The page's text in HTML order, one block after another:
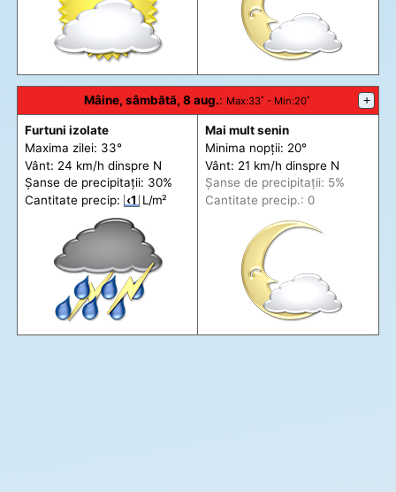
Mâine, sâmbătă, 8 aug.: Max:33˚ - Min:20˚ +
Furtuni izolate
Maxima zilei: 33°
Vânt: 24 km/h dinspre N
Șanse de precipitații: 30%
Cantitate precip: ‹1 L/m²
Mai mult senin
Minima nopții: 20°
Vânt: 21 km/h dinspre N
Șanse de precipitații: 5%
Cantitate precip.: 0